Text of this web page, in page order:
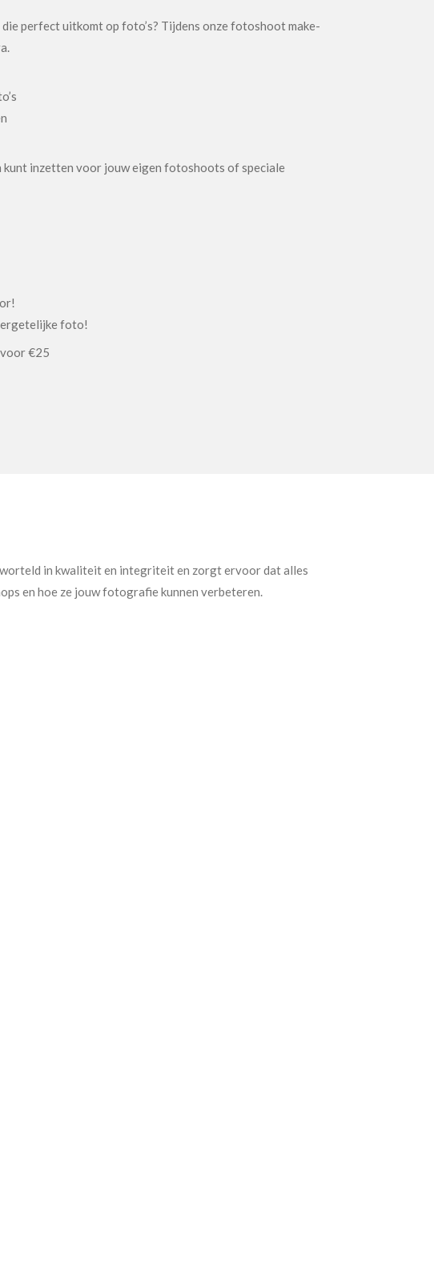
perfect uitkomt op foto’s? Tijdens onze fotoshoot make-
kunt inzetten voor jouw eigen fotoshoots of speciale
foto!
€25
in kwaliteit en integriteit en zorgt ervoor dat alles
en hoe ze jouw fotografie kunnen verbeteren.